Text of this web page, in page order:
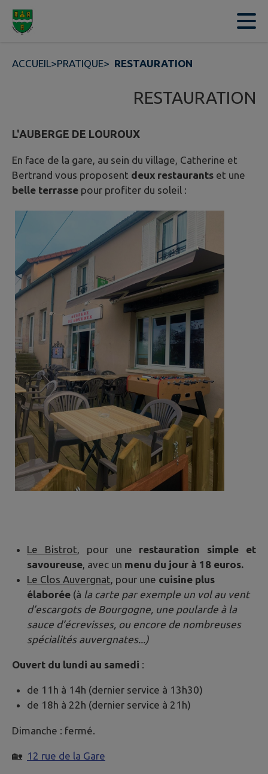
Contenu
ACCUEIL>PRATIQUE> RESTAURATION
RESTAURATION
L'AUBERGE DE LOUROUX
En face de la gare, au sein du village, Catherine et
Bertrand vous proposent deux restaurants et une
belle terrasse pour profiter du soleil :
Le Bistrot, pour une restauration simple et
savoureuse, avec un menu du jour à 18 euros.
Le Clos Auvergnat, pour une cuisine plus
élaborée (à la carte par exemple un vol au vent
d’escargots de Bourgogne, une poularde à la
sauce d’écrevisses, ou encore de nombreuses
spécialités auvergnates...)
Ouvert du lundi au samedi :
de 11h à 14h (dernier service à 13h30)
de 18h à 22h (dernier service à 21h)
Dimanche : fermé.
🏡 12 rue de la Gare